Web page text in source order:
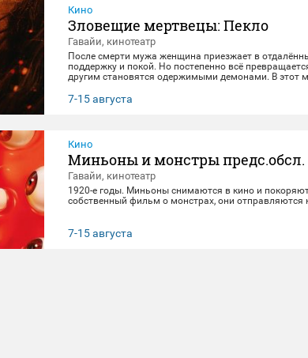
Кино
Зловещие мертвецы: Пекло
Гавайи, кинотеатр
После смерти мужа женщина приезжает в
поддержку и покой. Но постепенно всё
другим становятся одержимыми демонами. В этот
7-15 августа
Кино
Миньоны и монстры предс.обсл.
Гавайи, кинотеатр
1920-е годы. Миньоны снимаются в кино и
собственный фильм о монстрах, они
7-15 августа